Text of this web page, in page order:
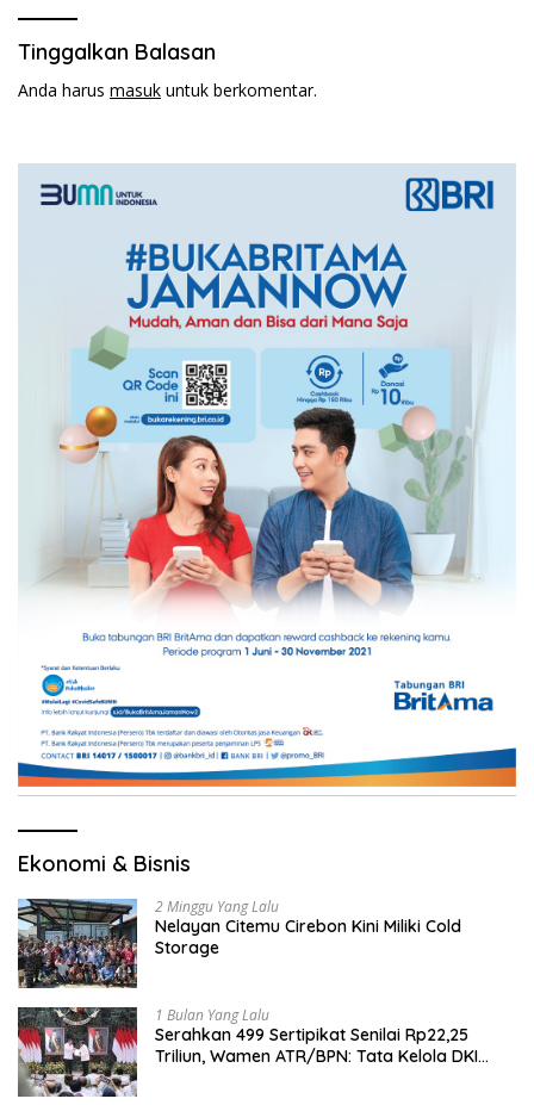
Tinggalkan Balasan
Anda harus masuk untuk berkomentar.
Ekonomi & Bisnis
2 Minggu Yang Lalu
Nelayan Citemu Cirebon Kini Miliki Cold
Storage
1 Bulan Yang Lalu
Serahkan 499 Sertipikat Senilai Rp22,25
Triliun, Wamen ATR/BPN: Tata Kelola DKI